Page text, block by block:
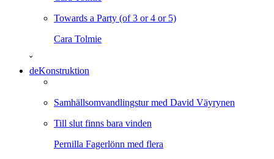
Towards a Party (of 3 or 4 or 5)
Cara Tolmie
ˇ
deKonstruktion
Samhällsomvandlingstur med David Väyrynen
Till slut finns bara vinden
Pernilla Fagerlönn med flera